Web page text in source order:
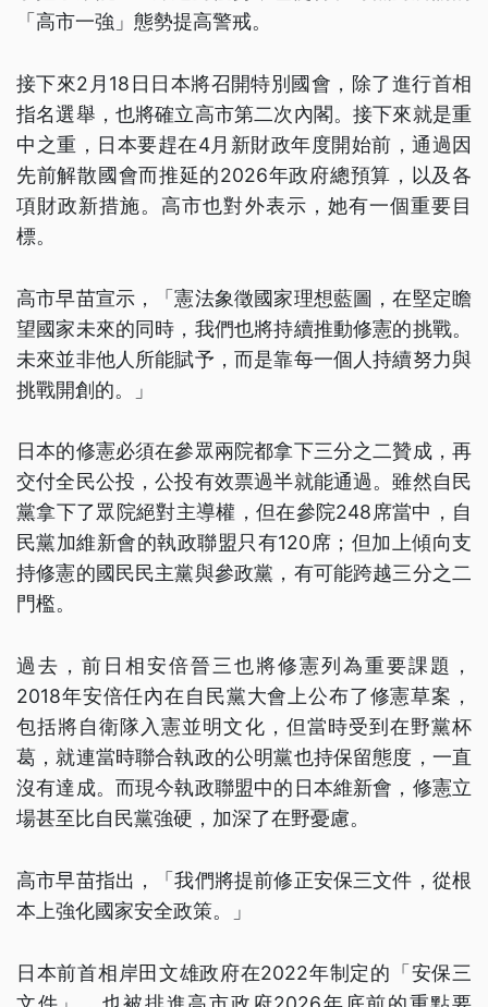
「高市一強」態勢提高警戒。
接下來2月18日日本將召開特別國會，除了進行首相
指名選舉，也將確立高市第二次內閣。接下來就是重
中之重，日本要趕在4月新財政年度開始前，通過因
先前解散國會而推延的2026年政府總預算，以及各
項財政新措施。高市也對外表示，她有一個重要目
標。
高市早苗宣示，「憲法象徵國家理想藍圖，在堅定瞻
望國家未來的同時，我們也將持續推動修憲的挑戰。
未來並非他人所能賦予，而是靠每一個人持續努力與
挑戰開創的。」
日本的修憲必須在參眾兩院都拿下三分之二贊成，再
交付全民公投，公投有效票過半就能通過。雖然自民
黨拿下了眾院絕對主導權，但在參院248席當中，自
民黨加維新會的執政聯盟只有120席；但加上傾向支
持修憲的國民民主黨與參政黨，有可能跨越三分之二
門檻。
過去，前日相安倍晉三也將修憲列為重要課題，
2018年安倍任內在自民黨大會上公布了修憲草案，
包括將自衛隊入憲並明文化，但當時受到在野黨杯
葛，就連當時聯合執政的公明黨也持保留態度，一直
沒有達成。而現今執政聯盟中的日本維新會，修憲立
場甚至比自民黨強硬，加深了在野憂慮。
高市早苗指出，「我們將提前修正安保三文件，從根
本上強化國家安全政策。」
日本前首相岸田文雄政府在2022年制定的「安保三